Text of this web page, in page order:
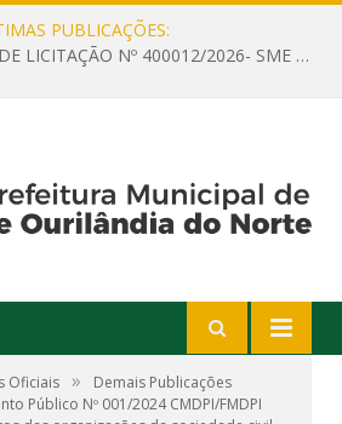
PUBLICAÇÕES:
AVISO DE DISPENSA DE LICITAÇÃO Nº 400012/2026- SME – CONTRATAÇÃO DE EMPRESA ESPECIALIZADA PARA LOCAÇÃO DE ÔNIBUS EXECUTIVO COM CAPACIDADE DE 60 (SESSENTA) POLTRONAS, PARA TRANSPORTAR PROFESSORES RESPONSÁVEIS E ALUNOS PARA BRASÍLIA, COM SAÍDA DIA 10/08/2026 E RETORNO DIA 14/08/2026
Oficiais »
Demais Publicações
Público Nº 001/2024 CMDPI/FMDPI